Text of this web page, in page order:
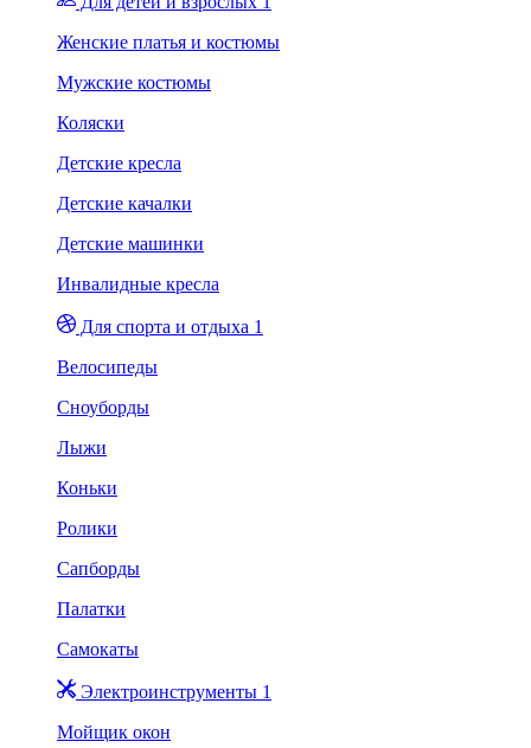
Женские платья и костюмы
Мужские костюмы
Коляски
Детские кресла
Детские качалки
Детские машинки
Инвалидные кресла
Для спорта и отдыха 1
Велосипеды
Сноуборды
Лыжи
Коньки
Ролики
Сапборды
Палатки
Самокаты
Электроинструменты 1
Мойщик окон